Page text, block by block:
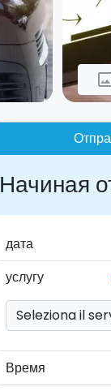
Начиная
дата
услугу
Время